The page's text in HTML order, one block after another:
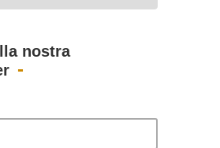
nostra